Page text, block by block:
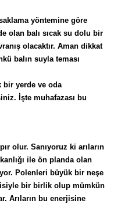
yöntemine göre
olan balı sıcak su dolu bir
olacaktır. Aman dikkat
balın suyla teması
bir yerde ve oda
İşte muhafazası bu
olur. Sanıyoruz ki arıların
ile ön planda olan
Polenleri büyük bir neşe
bir birlik olup mümkün
Arıların bu enerjisine